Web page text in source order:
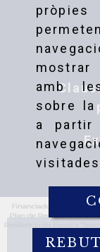
amb
sobre
a partir